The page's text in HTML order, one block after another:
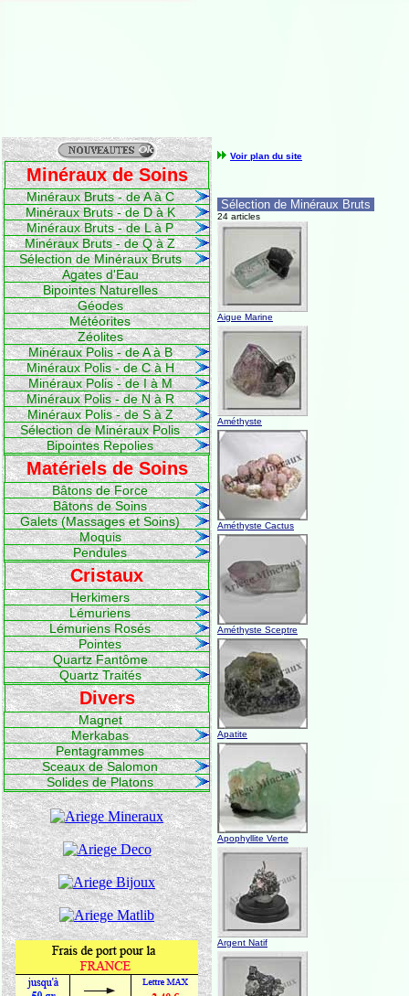
Minéraux de Soins
Minéraux Bruts - de A à C
Minéraux Bruts - de D à K
Minéraux Bruts - de L à P
Minéraux Bruts - de Q à Z
Sélection de Minéraux Bruts
Agates d'Eau
Bipointes Naturelles
Géodes
Météorites
Zéolites
Minéraux Polis - de A à B
Minéraux Polis - de C à H
Minéraux Polis - de I à M
Minéraux Polis - de N à R
Minéraux Polis - de S à Z
Sélection de Minéraux Polis
Bipointes Repolies
Matériels de Soins
Bâtons de Force
Bâtons de Soins
Galets (Massages et Soins)
Moquis
Pendules
Cristaux
Herkimers
Lémuriens
Lémuriens Rosés
Pointes
Quartz Fantôme
Quartz Traités
Divers
Magnet
Merkabas
Pentagrammes
Sceaux de Salomon
Solides de Platons
Voir plan du site
Sélection de Minéraux Bruts
24 articles
Aigue Marine
Améthyste
Améthyste Cactus
Améthyste Sceptre
Apatite
Apophyllite Verte
Argent Natif